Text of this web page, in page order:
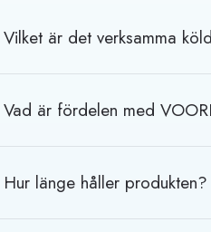
Vilket är det verksamma
Vad är fördelen med
Hur länge håller produkten?